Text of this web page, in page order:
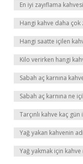
En iyi zayıflama
Hangi kahve daha çok
Hangi saatte içilen
Kilo verirken hangi
Sabah aç karnına
Sabah aç karnına ne
Tarçınlı kahve kaç gün
Yağ yakan kahvenin
Yağ yakmak için